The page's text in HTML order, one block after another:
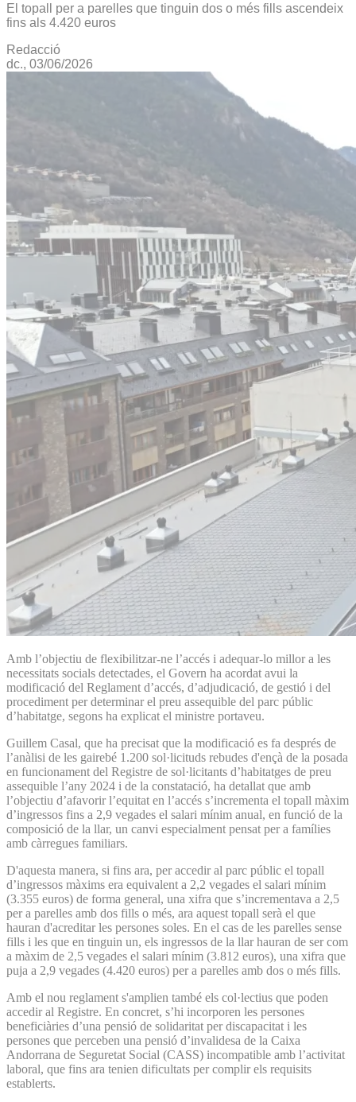
El topall per a parelles que tinguin dos o més fills ascendeix
fins als 4.420 euros
Redacció
dc., 03/06/2026
Amb l’objectiu de flexibilitzar-ne l’accés i adequar-lo millor a les
necessitats socials detectades, el Govern ha acordat avui la
modificació del Reglament d’accés, d’adjudicació, de gestió i del
procediment per determinar el preu assequible del parc públic
d’habitatge, segons ha explicat el ministre portaveu.
Guillem Casal, que ha precisat que la modificació es fa després de
l’anàlisi de les gairebé 1.200 sol·licituds rebudes d'ençà de la posada
en funcionament del Registre de sol·licitants d’habitatges de preu
assequible l’any 2024 i de la constatació, ha detallat que amb
l’objectiu d’afavorir l’equitat en l’accés s’incrementa el topall màxim
d’ingressos fins a 2,9 vegades el salari mínim anual, en funció de la
composició de la llar, un canvi especialment pensat per a famílies
amb càrregues familiars.
D'aquesta manera, si fins ara, per accedir al parc públic el topall
d’ingressos màxims era equivalent a 2,2 vegades el salari mínim
(3.355 euros) de forma general, una xifra que s’incrementava a 2,5
per a parelles amb dos fills o més, ara aquest topall serà el que
hauran d'acreditar les persones soles. En el cas de les parelles sense
fills i les que en tinguin un, els ingressos de la llar hauran de ser com
a màxim de 2,5 vegades el salari mínim (3.812 euros), una xifra que
puja a 2,9 vegades (4.420 euros) per a parelles amb dos o més fills.
Amb el nou reglament s'amplien també els col·lectius que poden
accedir al Registre. En concret, s’hi incorporen les persones
beneficiàries d’una pensió de solidaritat per discapacitat i les
persones que perceben una pensió d’invalidesa de la Caixa
Andorrana de Seguretat Social (CASS) incompatible amb l’activitat
laboral, que fins ara tenien dificultats per complir els requisits
establerts.